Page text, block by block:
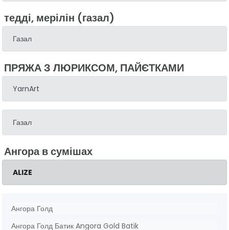
тедді, мерілін (газал)
Газал
ПРЯЖА З ЛЮРИКСОМ, ПАЙЄТКАМИ
YarnArt
Газал
Ангора в сумішах
ALIZE
Ангора Голд
Ангора Голд Батик Angora Gold Batik